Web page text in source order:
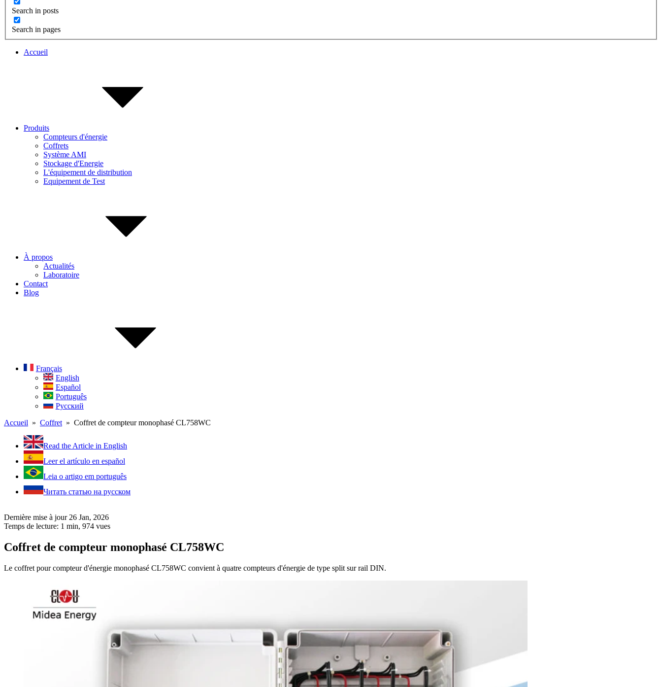
Search in posts
Search in pages
Accueil
Produits
Compteurs d'énergie
Coffrets
Système AMI
Stockage d'Energie
L'équipement de distribution
Equipement de Test
À propos
Actualités
Laboratoire
Contact
Blog
Français
English
Español
Português
Русский
Accueil » Coffret » Coffret de compteur monophasé CL758WC
Read the Article in English
Leer el artículo en español
Leia o artigo em português
Читать статью на русском
Dernière mise à jour 26 Jan, 2026
Temps de lecture: 1 min, 974 vues
Coffret de compteur monophasé CL758WC
Le coffret pour compteur d'énergie monophasé CL758WC convient à quatre compteurs d'énergie de type split sur rail DIN.